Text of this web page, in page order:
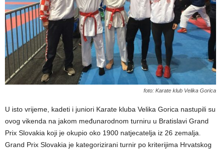
foto: Karate klub Velika Gorica
U isto vrijeme, kadeti i juniori Karate kluba Velika Gorica nastupili su
ovog vikenda na jakom međunarodnom turniru u Bratislavi Grand
Prix Slovakia koji je okupio oko 1900 natjecatelja iz 26 zemalja.
Grand Prix Slovakia je kategorizirani turnir po kriterijima Hrvatskog